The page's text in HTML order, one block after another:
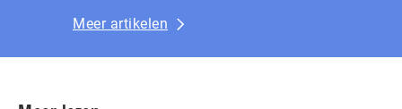
Meer artikelen